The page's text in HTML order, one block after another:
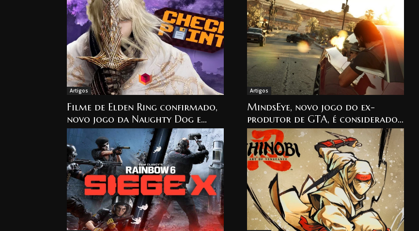
Artigos
Filme de Elden Ring confirmado,
novo jogo da Naughty Dog e
mais! Confira as principais
notícias de…
Artigos
MindsEye, novo jogo do ex-
produtor de GTA, é considerado
um fracasso completo.